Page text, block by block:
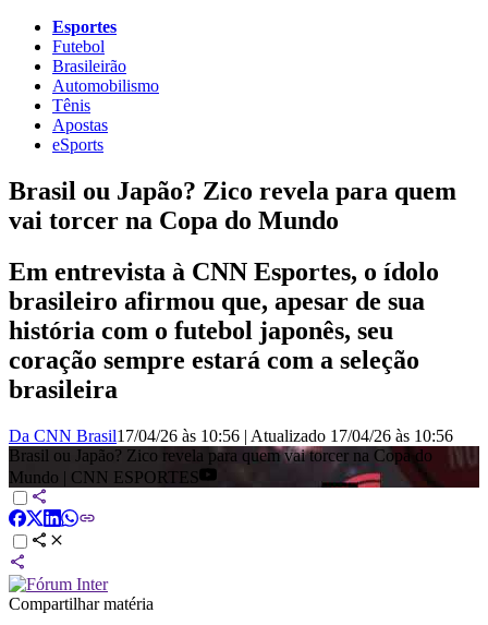
Esportes
Futebol
Brasileirão
Automobilismo
Tênis
Apostas
eSports
Brasil ou Japão? Zico revela para quem
vai torcer na Copa do Mundo
Em entrevista à CNN Esportes, o ídolo
brasileiro afirmou que, apesar de sua
história com o futebol japonês, seu
coração sempre estará com a seleção
brasileira
Da CNN Brasil17/04/26 às 10:56 | Atualizado 17/04/26 às 10:56
Brasil ou Japão? Zico revela para quem vai torcer na Copa do
Mundo | CNN ESPORTES
Compartilhar matéria